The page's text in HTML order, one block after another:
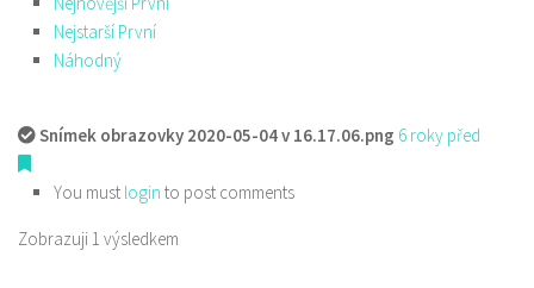
Nejstarší První
Náhodný
Snímek obrazovky 2020-05-04 v 16.17.06.png 6 roky před
You must login to post comments
Zobrazuji 1 výsledkem